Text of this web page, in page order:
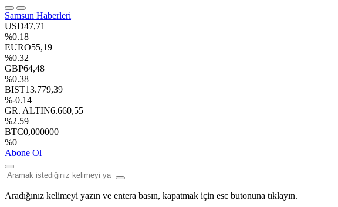
Samsun Haberleri
USD47,71
%0.18
EURO55,19
%0.32
GBP64,48
%0.38
BIST13.779,39
%-0.14
GR. ALTIN6.660,55
%2.59
BTC0,000000
%0
Abone Ol
Aradığınız kelimeyi yazın ve entera basın, kapatmak için esc butonuna tıklayın.